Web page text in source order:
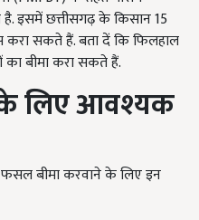
इसमें छत्तीसगढ़ के किसान 15
सकते हैं. बता दें कि फिलहाल
बीमा करा सकते हैं.
लिए आवश्यक
बीमा करवाने के लिए इन